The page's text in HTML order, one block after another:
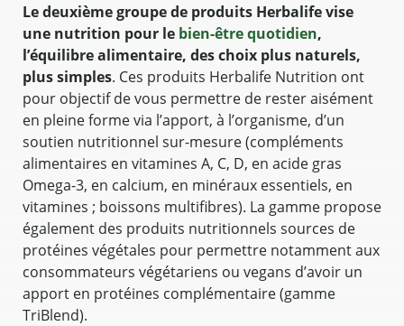
Le deuxième groupe de produits Herbalife vise
une nutrition pour le bien-être quotidien,
l’équilibre alimentaire, des choix plus naturels,
plus simples. Ces produits Herbalife Nutrition ont
pour objectif de vous permettre de rester aisément
en pleine forme via l’apport, à l’organisme, d’un
soutien nutritionnel sur-mesure (compléments
alimentaires en vitamines A, C, D, en acide gras
Omega-3, en calcium, en minéraux essentiels, en
vitamines ; boissons multifibres). La gamme propose
également des produits nutritionnels sources de
protéines végétales pour permettre notamment aux
consommateurs végétariens ou vegans d’avoir un
apport en protéines complémentaire (gamme
TriBlend).